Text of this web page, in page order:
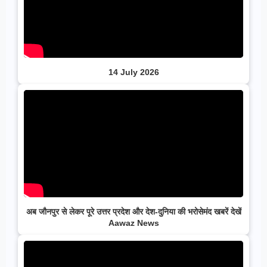
14 July 2026
अब जौनपुर से लेकर पूरे उत्तर प्रदेश और देश-दुनिया की भरोसेमंद खबरें देखें
Aawaz News